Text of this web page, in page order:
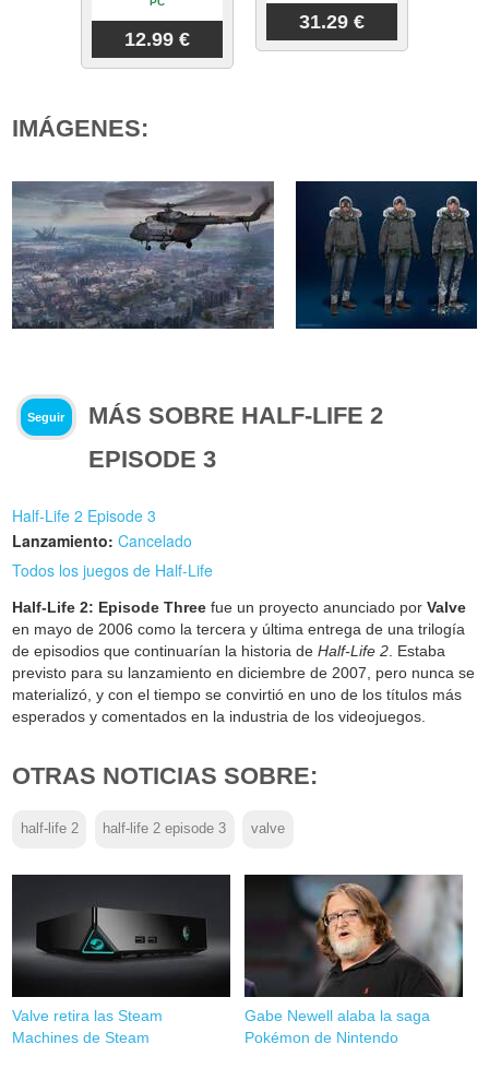
12.99 €
31.29 €
IMÁGENES:
Seguir
MÁS SOBRE HALF-LIFE 2
EPISODE 3
Half-Life 2 Episode 3
Lanzamiento: Cancelado
Todos los juegos de Half-Life
Half-Life 2: Episode Three fue un proyecto anunciado porValve
en mayo de 2006 como la tercera y última entrega de una trilogía
de episodios que continuarían la historia deHalf-Life 2. Estaba
previsto para su lanzamiento en diciembre de 2007, pero nunca se
materializó, y con el tiempo se convirtió en uno de los títulos más
esperados y comentados en la industria de los videojuegos.
OTRAS NOTICIAS SOBRE:
half-life 2 half-life 2 episode 3 valve
Valve retira las Steam
Machines de Steam
Gabe Newell alaba la saga
Pokémon de Nintendo